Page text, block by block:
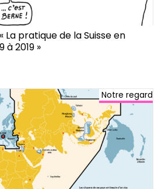
La pratique de la Suisse en
à 2019 »
Notre regard